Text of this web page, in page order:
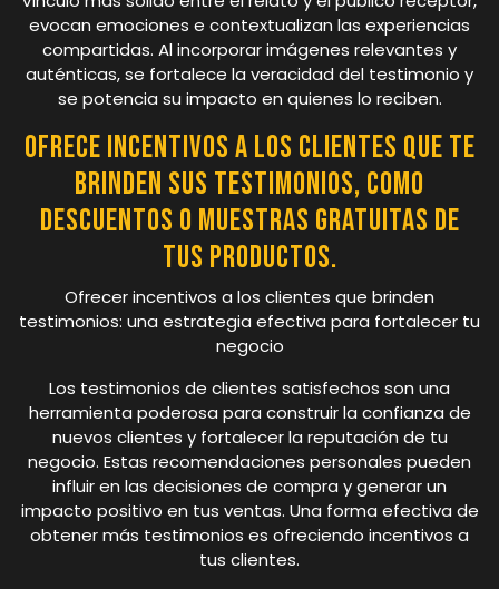
evocan emociones e contextualizan las experiencias
compartidas. Al incorporar imágenes relevantes y
auténticas, se fortalece la veracidad del testimonio y
se potencia su impacto en quienes lo reciben.
Ofrece incentivos a los clientes que te
brinden sus testimonios, como
descuentos o muestras gratuitas de
tus productos.
Ofrecer incentivos a los clientes que brinden
testimonios: una estrategia efectiva para fortalecer tu
negocio
Los testimonios de clientes satisfechos son una
herramienta poderosa para construir la confianza de
nuevos clientes y fortalecer la reputación de tu
negocio. Estas recomendaciones personales pueden
influir en las decisiones de compra y generar un
impacto positivo en tus ventas. Una forma efectiva de
obtener más testimonios es ofreciendo incentivos a
tus clientes.